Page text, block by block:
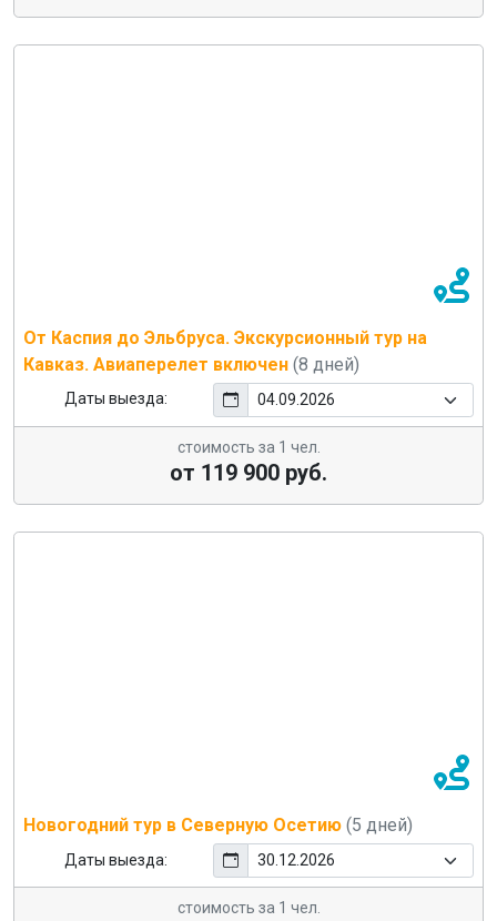
От Каспия до Эльбруса. Экскурсионный тур на
Кавказ. Авиаперелет включен (8 дней)
Даты выезда:
стоимость за 1 чел.
от 119 900 руб.
Новогодний тур в Северную Осетию (5 дней)
Даты выезда:
стоимость за 1 чел.